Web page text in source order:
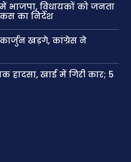
भाजपा, विधायकों को जनता
का निर्देश
खड़गे, कांग्रेस ने
हादसा, खाई में गिरी कार; 5